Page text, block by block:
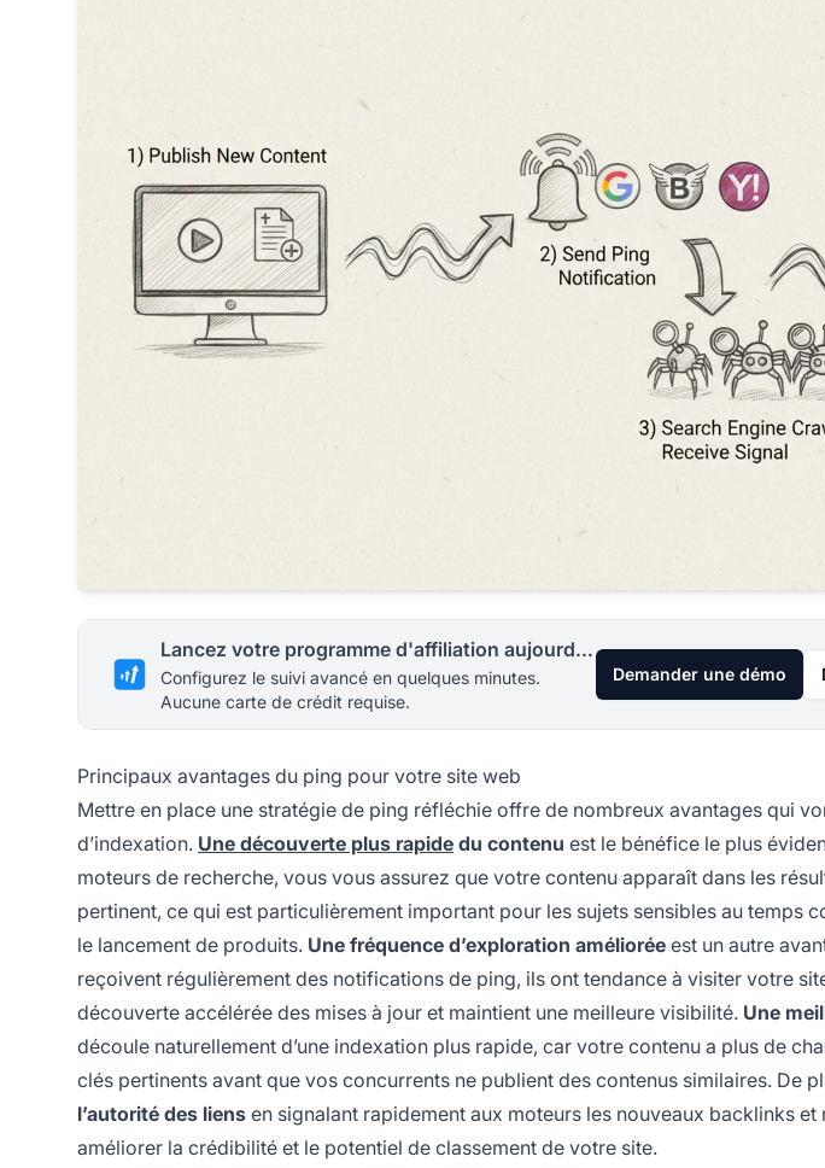
Lancez votre programme d'affiliation aujourd'hui
Configurez le suivi avancé en quelques minutes.
Aucune carte de crédit requise.
Demander une démo
Principaux avantages du ping pour votre site web
Mettre en place une stratégie de ping réfléchie offre de nombreux avantages qui
d’indexation. Une découverte plus rapide du contenu est le bénéfice le plus
moteurs de recherche, vous vous assurez que votre contenu apparaît dans les
pertinent, ce qui est particulièrement important pour les sujets sensibles au temps
le lancement de produits. Une fréquence d’exploration améliorée est un autre
reçoivent régulièrement des notifications de ping, ils ont tendance à visiter votre
découverte accélérée des mises à jour et maintient une meilleure visibilité. Une
découle naturellement d’une indexation plus rapide, car votre contenu a plus de
clés pertinents avant que vos concurrents ne publient des contenus similaires. De
l’autorité des liens en signalant rapidement aux moteurs les nouveaux backlinks
améliorer la crédibilité et le potentiel de classement de votre site.